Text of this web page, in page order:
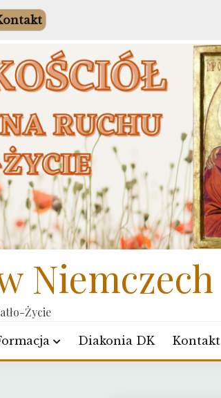
Niemczech
Życie
Diakonia DK Kontakt